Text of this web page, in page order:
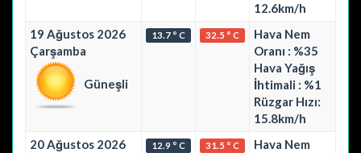
12.6km/h
19 Ağustos 2026
Çarşamba
Güneşli
13.7 ° C 32.5 ° C
Hava Nem
Oranı : %35
Hava Yağış
İhtimali : %1
Rüzgar Hızı:
15.8km/h
20 Ağustos 2026
12.9 ° C 31.5 ° C
Hava Nem